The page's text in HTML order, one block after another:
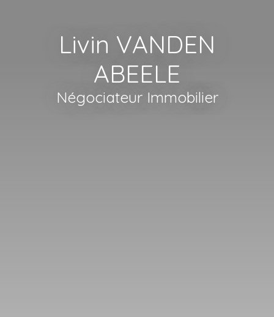
Livin VANDEN
ABEELE
Négociateur Immobilier